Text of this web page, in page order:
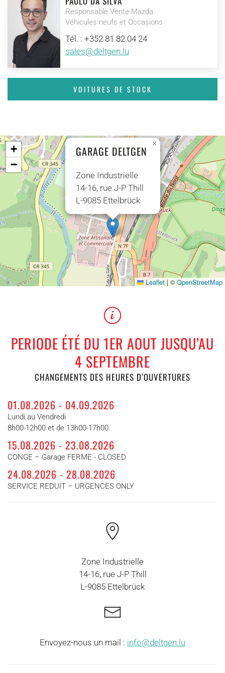
Responsable Vente Mazda
Véhicules neufs et Occasions
Tél. : +352 81 82 04 24
sales@deltgen.lu
VOITURES DE STOCK
GARAGE DELTGEN
Zone Industrielle
14-16, rue J-P Thill
L-9085 Ettelbrück
×
+
−
Leaflet | © OpenStreetMap
PERIODE ÉTÉ DU 1ER AOUT JUSQU’AU
4 SEPTEMBRE
CHANGEMENTS DES HEURES D’OUVERTURES
01.08.2026 - 04.09.2026
Lundi au Vendredi
8h00-12h00 et de 13h00-17h00
15.08.2026 - 23.08.2026
CONGE – Garage FERME - CLOSED
24.08.2026 - 28.08.2026
SERVICE REDUIT – URGENCES ONLY
Zone Industrielle
14-16, rue J-P Thill
L-9085 Ettelbrück
Envoyez-nous un mail : info@deltgen.lu